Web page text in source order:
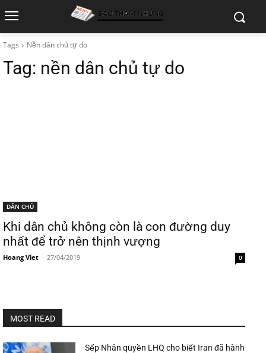
Tags Nền dân chủ tự do
Tag: nền dân chủ tự do
DÂN CHỦ
Khi dân chủ không còn là con đường duy
nhất để trở nên thịnh vượng
Hoang Viet - 27/04/2019 0
MOST READ
Sếp Nhân quyền LHQ cho biết Iran đã hành